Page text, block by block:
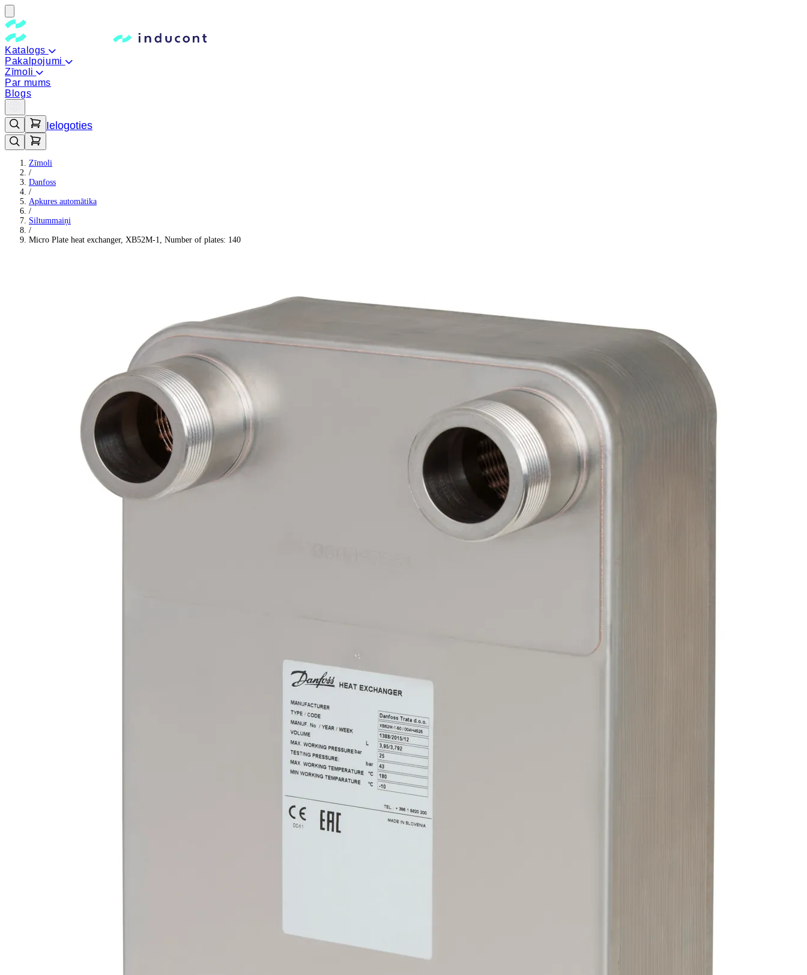
Katalogs
Pakalpojumi
Zīmoli
Par mums
Blogs
Ielogoties
Zīmoli
/
Danfoss
/
Apkures automātika
/
Siltummaiņi
/
Micro Plate heat exchanger, XB52M-1, Number of plates: 140